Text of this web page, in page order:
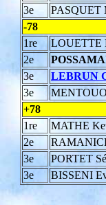
3e
PASQUET
-78
1re
LOUETTE
2e
3e
LEBRUN
3e
+78
1re
MATHE
2e
3e
PORTET
3e
BISSENI